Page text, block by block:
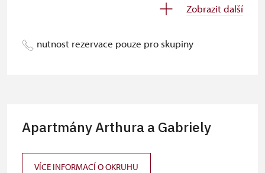
Pedagogický dozor (pro školní
Jednorázové vstupenky vydané NPÚ
zdarma
Celoroční volné vstupenky vydané
NPÚ
Zobrazit další
nutnost rezervace pouze pro skupiny
Apartmány Arthura a Gabriely
VÍCE INFORMACÍ O OKRUHU